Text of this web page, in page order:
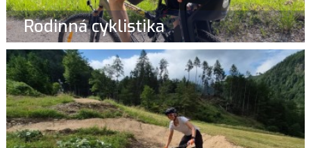
Rodinná cyklistika